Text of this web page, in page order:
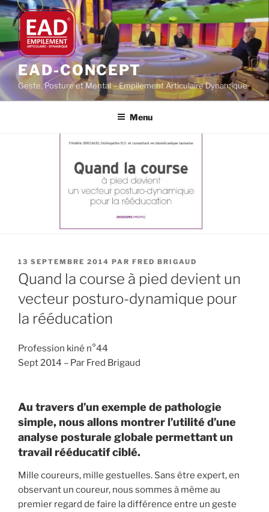
Aller
au
contenu
principal
EAD-CONCEPT
Geste, Posture et Mental – Empilement Articulaire Dynamique
Menu
PUBLIÉ
LE
13 SEPTEMBRE 2014 PAR FRED BRIGAUD
Quand la course à pied devient un
vecteur posturo-dynamique pour
la rééducation
Profession kiné n°44
Sept 2014 – Par Fred Brigaud
Au travers d’un exemple de pathologie
simple, nous allons montrer l’utilité d’une
analyse posturale globale permettant un
travail rééducatif ciblé.
Mille coureurs, mille gestuelles. Sans être expert, en
observant un coureur, nous sommes à même au
premier regard de faire la différence entre un geste